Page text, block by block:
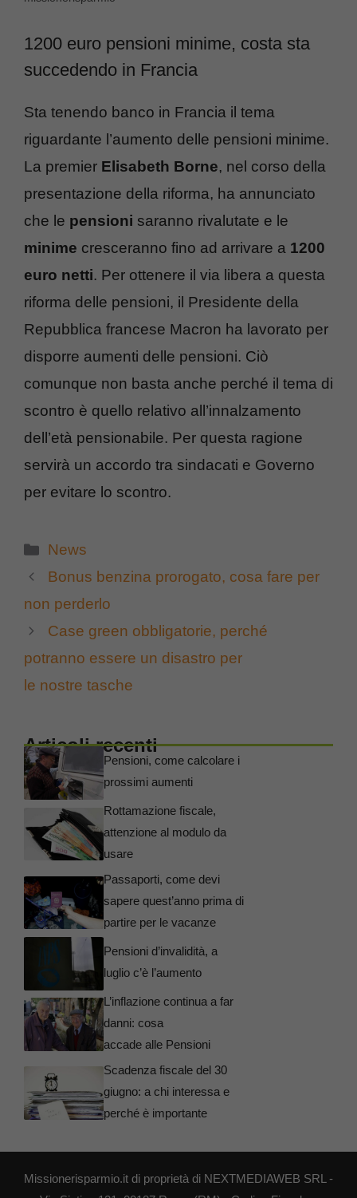
1200 euro pensioni minime, costa sta
succedendo in Francia
Sta tenendo banco in Francia il tema
riguardante l’aumento delle pensioni minime.
La premier Elisabeth Borne, nel corso della
presentazione della riforma, ha annunciato
che le pensioni saranno rivalutate e le
minime cresceranno fino ad arrivare a 1200
euro netti. Per ottenere il via libera a questa
riforma delle pensioni, il Presidente della
Repubblica francese Macron ha lavorato per
disporre aumenti delle pensioni. Ciò
comunque non basta anche perché il tema di
scontro è quello relativo all’innalzamento
dell’età pensionabile. Per questa ragione
servirà un accordo tra sindacati e Governo
per evitare lo scontro.
Categorie
News
Bonus benzina prorogato, cosa fare per
non perderlo
Case green obbligatorie, perché
potranno essere un disastro per
le nostre tasche
Articoli recenti
Pensioni, come calcolare i
prossimi aumenti
Rottamazione fiscale,
attenzione al modulo da
usare
Passaporti, come devi
sapere quest’anno prima di
partire per le vacanze
Pensioni d’invalidità, a
luglio c’è l’aumento
L’inflazione continua a far
danni: cosa
accade alle Pensioni
Scadenza fiscale del 30
giugno: a chi interessa e
perché è importante
Missionerisparmio.it di proprietà di NEXTMEDIAWEB SRL -